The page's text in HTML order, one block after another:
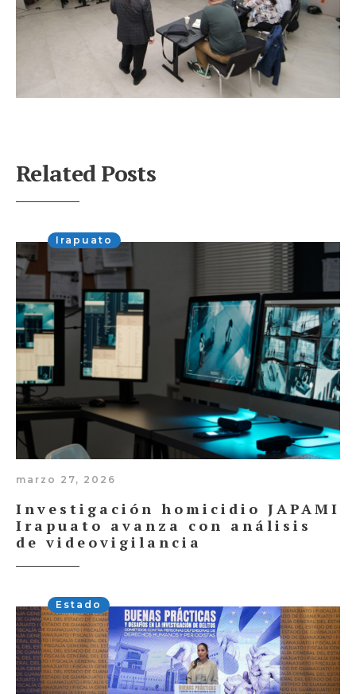
Related Posts
Irapuato
marzo 27, 2026
Investigación homicidio JAPAMI
Irapuato avanza con análisis
de videovigilancia
Estado